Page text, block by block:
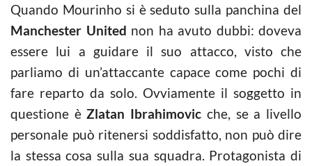
Quando Mourinho si è seduto sulla panchina del
Manchester United non ha avuto dubbi: doveva
essere lui a guidare il suo attacco, visto che
parliamo di un’attaccante capace come pochi di
fare reparto da solo. Ovviamente il soggetto in
questione èZlatan Ibrahimovic che, se a livello
personale può ritenersi soddisfatto, non può dire
la stessa cosa sulla sua squadra. Protagonista di